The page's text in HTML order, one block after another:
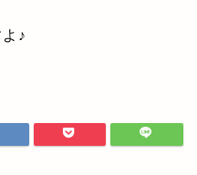
♪